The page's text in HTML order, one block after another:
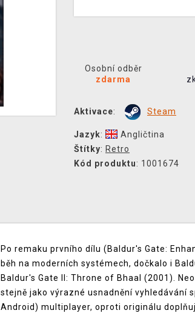
Osobní odběr
zdarma
Aktivace: Steam
Jazyk:
Angličtina
Štítky: Retro
Kód produktu: 1001674
Po remaku prvního dílu (Baldur's Gate:
běh na moderních systémech, dočkalo i
Baldur's Gate II: Throne of Bhaal (2001).
stejně jako výrazné usnadnění vyhledávání
Android) multiplayer, oproti originálu